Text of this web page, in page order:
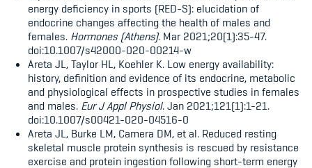
energy deficiency in sports (RED-S): elucidation of
endocrine changes affecting the health of males and
females. Hormones (Athens). Mar 2021;20(1):35-47.
doi:10.1007/s42000-020-00214-w
Areta JL, Taylor HL, Koehler K. Low energy availability:
history, definition and evidence of its endocrine, metabolic
and physiological effects in prospective studies in females
and males. Eur J Appl Physiol. Jan 2021;121(1):1-21.
doi:10.1007/s00421-020-04516-0
Areta JL, Burke LM, Camera DM, et al. Reduced resting
skeletal muscle protein synthesis is rescued by resistance
exercise and protein ingestion following short-term energy